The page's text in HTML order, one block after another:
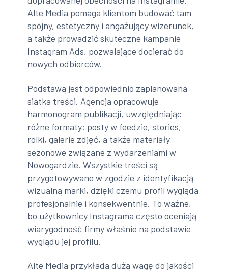
Alte Media pomaga klientom budować tam
spójny, estetyczny i angażujący wizerunek,
a także prowadzić skuteczne kampanie
Instagram Ads, pozwalające docierać do
nowych odbiorców.
Podstawą jest odpowiednio zaplanowana
siatka treści. Agencja opracowuje
harmonogram publikacji, uwzględniając
różne formaty: posty w feedzie, stories,
rolki, galerie zdjęć, a także materiały
sezonowe związane z wydarzeniami w
Nowogardzie. Wszystkie treści są
przygotowywane w zgodzie z identyfikacją
wizualną marki, dzięki czemu profil wygląda
profesjonalnie i konsekwentnie. To ważne,
bo użytkownicy Instagrama często oceniają
wiarygodność firmy właśnie na podstawie
wyglądu jej profilu.
Alte Media przykłada dużą wagę do jakości